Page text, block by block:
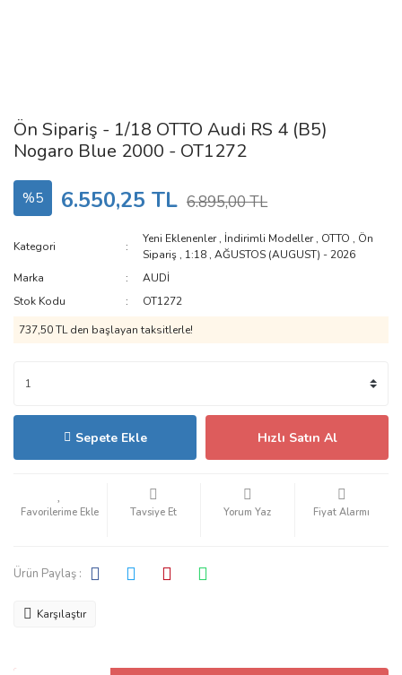
Ön Sipariş - 1/18 OTTO Audi RS 4 (B5)
Nogaro Blue 2000 - OT1272
%5 6.550,25 TL 6.895,00 TL
Kategori
Yeni Eklenenler, İndirimli Modeller, OTTO , Ön
Sipariş , 1:18 ,AĞUSTOS (AUGUST) - 2026
Marka
AUDİ
Stok Kodu
OT1272
737,50 TL den başlayan taksitlerle!
Sepete Ekle Hızlı Satın Al
Tavsiye Et Yorum Yaz Fiyat Alarmı
Ürün Paylaş :
Karşılaştır